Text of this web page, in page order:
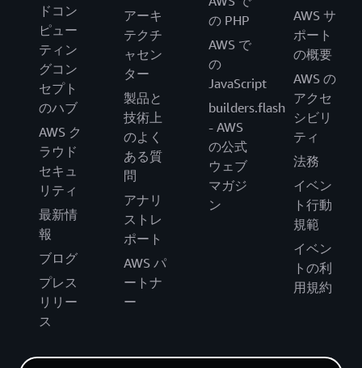
ドコン
ピュー
ティン
グコン
セプト
のハブ
AWS ク
ラウド
セキュ
リティ
最新情
報
ブログ
プレス
リリー
ス
アーキ
テクチ
ャセン
ター
製品と
技術上
のよく
ある質
問
アナリ
ストレ
ポート
AWS パ
ートナ
ー
の PHP
AWS で
の
JavaScript
builders.flash
- AWS
の公式
ウェブ
マガジ
ン
AWS サ
ポート
の概要
AWS の
アクセ
シビリ
ティ
法務
イベン
ト行動
規範
イベン
トの利
用規約